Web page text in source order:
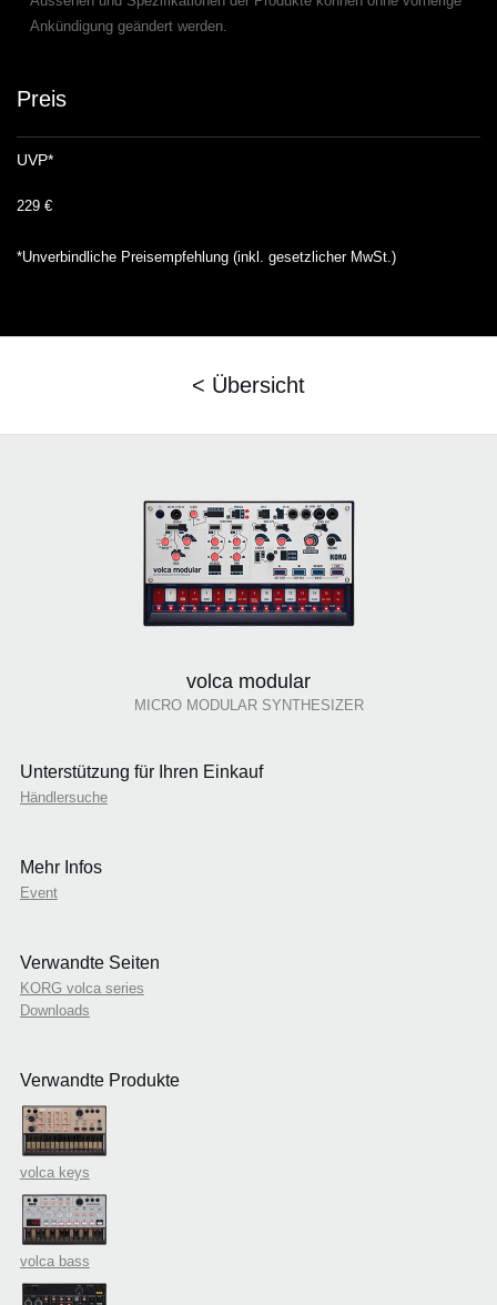
Ankündigung geändert werden.
Preis
UVP*
229 €
*Unverbindliche Preisempfehlung (inkl. gesetzlicher MwSt.)
< Übersicht
volca modular
MICRO MODULAR SYNTHESIZER
Unterstützung für Ihren Einkauf
Händlersuche
Mehr Infos
Event
Verwandte Seiten
KORG volca series
Downloads
Verwandte Produkte
volca keys
volca bass